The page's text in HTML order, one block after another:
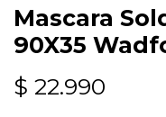
Mascara
90X35
$ 22.990